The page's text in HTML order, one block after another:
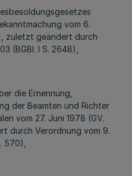
vom 6.
zuletzt geändert durch
(BGBl. I S. 2648),
die Ernennung,
der Beamten und Richter
vom 27. Juni 1978 (GV.
durch Verordnung vom 9.
570),